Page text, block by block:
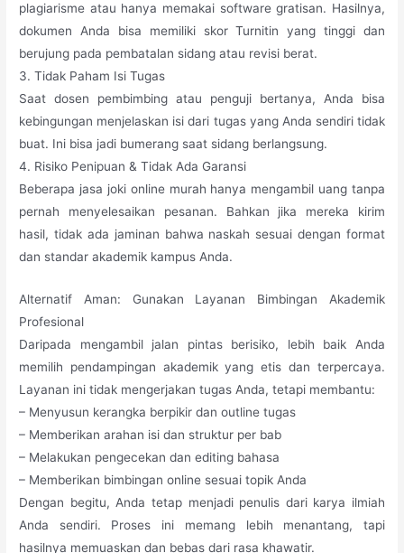
plagiarisme atau hanya memakai software gratisan. Hasilnya,
dokumen Anda bisa memiliki skor Turnitin yang tinggi dan
berujung pada pembatalan sidang atau revisi berat.
3. Tidak Paham Isi Tugas
Saat dosen pembimbing atau penguji bertanya, Anda bisa
kebingungan menjelaskan isi dari tugas yang Anda sendiri tidak
buat. Ini bisa jadi bumerang saat sidang berlangsung.
4. Risiko Penipuan & Tidak Ada Garansi
Beberapa jasa joki online murah hanya mengambil uang tanpa
pernah menyelesaikan pesanan. Bahkan jika mereka kirim
hasil, tidak ada jaminan bahwa naskah sesuai dengan format
dan standar akademik kampus Anda.
Alternatif Aman: Gunakan Layanan Bimbingan Akademik
Profesional
Daripada mengambil jalan pintas berisiko, lebih baik Anda
memilih pendampingan akademik yang etis dan terpercaya.
Layanan ini tidak mengerjakan tugas Anda, tetapi membantu:
– Menyusun kerangka berpikir dan outline tugas
– Memberikan arahan isi dan struktur per bab
– Melakukan pengecekan dan editing bahasa
– Memberikan bimbingan online sesuai topik Anda
Dengan begitu, Anda tetap menjadi penulis dari karya ilmiah
Anda sendiri. Proses ini memang lebih menantang, tapi
hasilnya memuaskan dan bebas dari rasa khawatir.